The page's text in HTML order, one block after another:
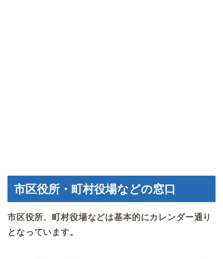
市区役所・町村役場などの窓口
市区役所、町村役場などは基本的にカレンダー通り
となっています。